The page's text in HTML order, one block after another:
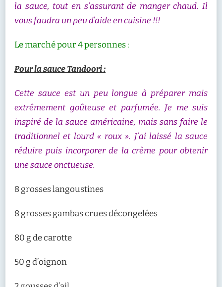
la sauce, tout en s’assurant de manger chaud. Il
vous faudra un peu d’aide en cuisine !!!
Le marché pour 4 personnes :
Pour la sauce Tandoori :
Cette sauce est un peu longue à préparer mais
extrêmement goûteuse et parfumée. Je me suis
inspiré de la sauce américaine, mais sans faire le
traditionnel et lourd « roux ». J’ai laissé la sauce
réduire puis incorporer de la crème pour obtenir
une sauce onctueuse.
8 grosses langoustines
8 grosses gambas crues décongelées
80 g de carotte
50 g d’oignon